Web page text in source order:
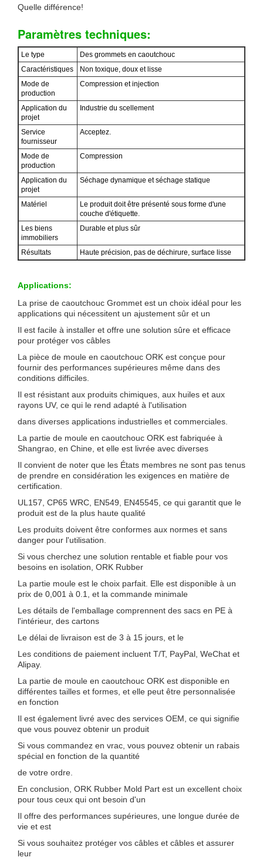
Quelle différence!
Paramètres techniques:
Le type
Des grommets en caoutchouc
Caractéristiques
Non toxique, doux et lisse
Mode de
production
Compression et injection
Application du
projet
Industrie du scellement
Service
fournisseur
Acceptez.
Mode de
production
Compression
Application du
projet
Séchage dynamique et séchage statique
Matériel
Le produit doit être présenté sous forme d'une
couche d'étiquette.
Les biens
immobiliers
Durable et plus sûr
Résultats Haute précision, pas de déchirure, surface lisse
Applications:
La prise de caoutchouc Grommet est un choix idéal pour les
applications qui nécessitent un ajustement sûr et un
Il est facile à installer et offre une solution sûre et efficace
pour protéger vos câbles
La pièce de moule en caoutchouc ORK est conçue pour
fournir des performances supérieures même dans des
conditions difficiles.
Il est résistant aux produits chimiques, aux huiles et aux
rayons UV, ce qui le rend adapté à l'utilisation
dans diverses applications industrielles et commerciales.
La partie de moule en caoutchouc ORK est fabriquée à
Shangrao, en Chine, et elle est livrée avec diverses
Il convient de noter que les États membres ne sont pas tenus
de prendre en considération les exigences en matière de
certification.
UL157, CP65 WRC, EN549, EN45545, ce qui garantit que le
produit est de la plus haute qualité
Les produits doivent être conformes aux normes et sans
danger pour l'utilisation.
Si vous cherchez une solution rentable et fiable pour vos
besoins en isolation, ORK Rubber
La partie moule est le choix parfait. Elle est disponible à un
prix de 0,001 à 0.1, et la commande minimale
Les détails de l'emballage comprennent des sacs en PE à
l'intérieur, des cartons
Le délai de livraison est de 3 à 15 jours, et le
Les conditions de paiement incluent T/T, PayPal, WeChat et
Alipay.
La partie de moule en caoutchouc ORK est disponible en
différentes tailles et formes, et elle peut être personnalisée
en fonction
Il est également livré avec des services OEM, ce qui signifie
que vous pouvez obtenir un produit
Si vous commandez en vrac, vous pouvez obtenir un rabais
spécial en fonction de la quantité
de votre ordre.
En conclusion, ORK Rubber Mold Part est un excellent choix
pour tous ceux qui ont besoin d'un
Il offre des performances supérieures, une longue durée de
vie et est
Si vous souhaitez protéger vos câbles et câbles et assurer
leur